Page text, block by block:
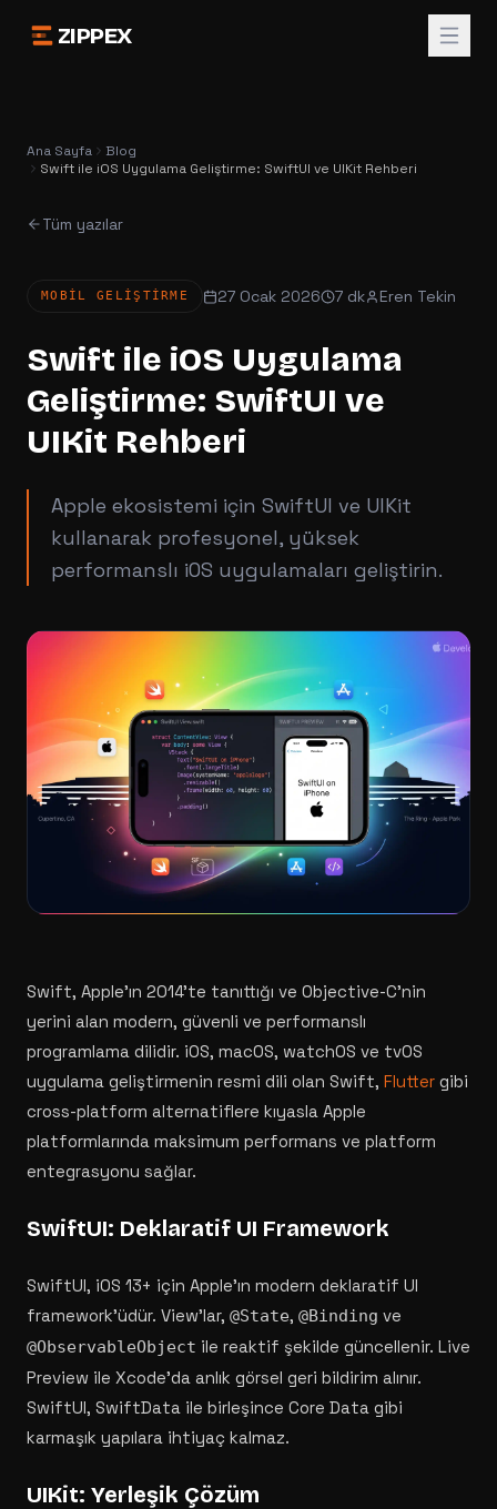
ZIPPEX
Ana Sayfa
Blog
Swift ile iOS Uygulama Geliştirme: SwiftUI ve UIKit Rehberi
Tüm yazılar
MOBIL GELIŞTIRME 27 Ocak 2026 7 dk Eren Tekin
Swift ile iOS Uygulama
Geliştirme: SwiftUI ve
UIKit Rehberi
Apple ekosistemi için SwiftUI ve UIKit
kullanarak profesyonel, yüksek
performanslı iOS uygulamaları geliştirin.
Swift, Apple'ın 2014'te tanıttığı ve Objective-C'nin
yerini alan modern, güvenli ve performanslı
programlama dilidir. iOS, macOS, watchOS ve tvOS
uygulama geliştirmenin resmi dili olan Swift, Flutter gibi
cross-platform alternatiflere kıyasla Apple
platformlarında maksimum performans ve platform
entegrasyonu sağlar.
SwiftUI: Deklaratif UI Framework
SwiftUI, iOS 13+ için Apple'ın modern deklaratif UI
framework'üdür. View'lar, @State, @Binding ve
@ObservableObject ile reaktif şekilde güncellenir. Live
Preview ile Xcode'da anlık görsel geri bildirim alınır.
SwiftUI, SwiftData ile birleşince Core Data gibi
karmaşık yapılara ihtiyaç kalmaz.
UIKit: Yerleşik Çözüm